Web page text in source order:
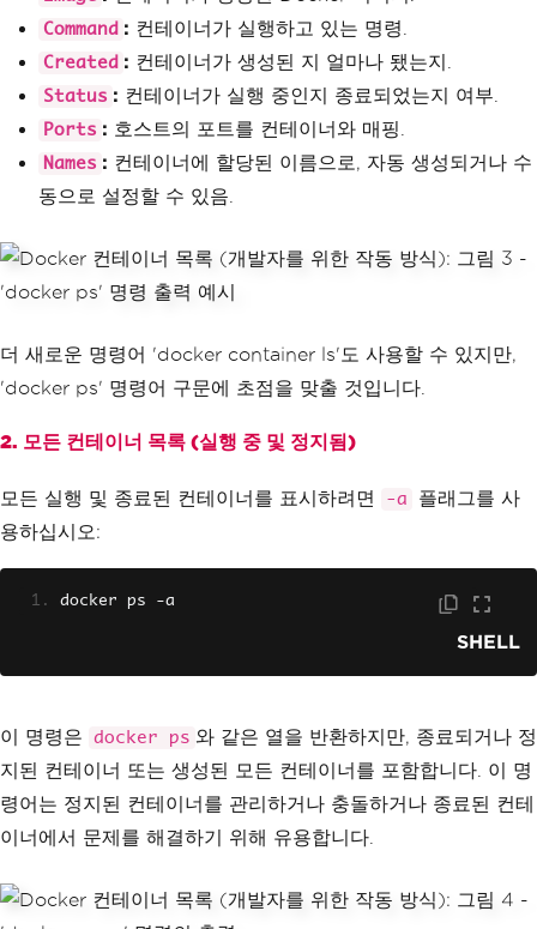
Command : 컨테이너가 실행하고 있는 명령.
Created : 컨테이너가 생성된 지 얼마나 됐는지.
Status : 컨테이너가 실행 중인지 종료되었는지 여부.
Ports : 호스트의 포트를 컨테이너와 매핑.
Names : 컨테이너에 할당된 이름으로, 자동 생성되거나 수
동으로 설정할 수 있음.
더 새로운 명령어 'docker container ls'도 사용할 수 있지만,
'docker ps' 명령어 구문에 초점을 맞출 것입니다.
2. 모든 컨테이너 목록 (실행 중 및 정지됨)
모든 실행 및 종료된 컨테이너를 표시하려면 -a
플래그를 사
용하십시오:
docker ps -a
SHELL
이 명령은 docker ps 와 같은 열을 반환하지만, 종료되거나 정
지된 컨테이너 또는 생성된 모든 컨테이너를 포함합니다. 이 명
령어는 정지된 컨테이너를 관리하거나 충돌하거나 종료된 컨테
이너에서 문제를 해결하기 위해 유용합니다.